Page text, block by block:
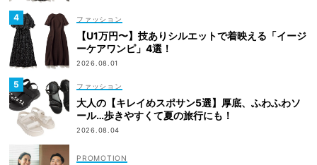
ファッション
【U1万円〜】技ありシルエットで着映える「イージ
ーケアワンピ」4選！
2026.08.01
ファッション
大人の【キレイめスポサン5選】厚底、ふわふわソ
ール…歩きやすくて夏の旅行にも！
2026.08.04